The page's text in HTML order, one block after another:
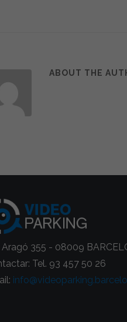
ABOUT THE
355 - 08009
Tel. 93 457 50 26